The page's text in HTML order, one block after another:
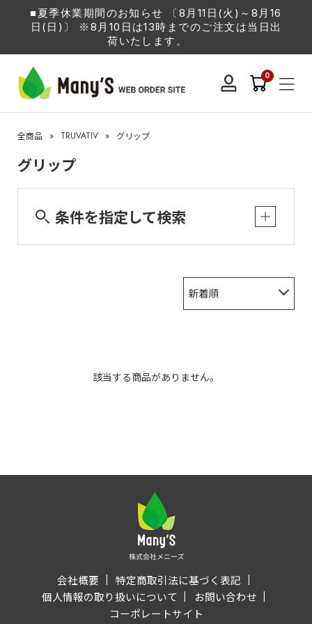
■夏季休業期間のお知らせ 〔8月11日(火)～8月16
日(日)〕 ※8月10日は13時までのご注文は当日出
荷いたします。
0
全商品 » TRUVATIV » グリップ
グリップ
条件を指定して検索
新着順
該当する商品がありません。
会社概要
特定商取引法に基づく表記
個人情報の取り扱いについて
お問い合わせ
コーポレートサイト